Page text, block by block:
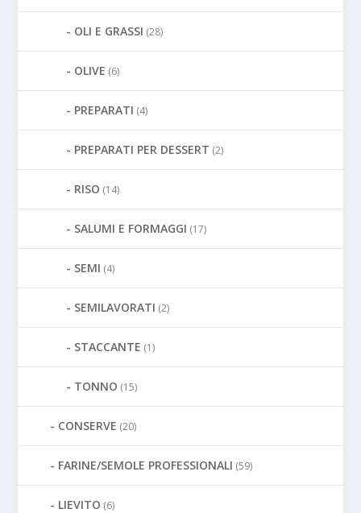
OLI E GRASSI (28)
OLIVE (6)
PREPARATI (4)
PREPARATI PER DESSERT (2)
RISO (14)
SALUMI E FORMAGGI (17)
SEMI (4)
SEMILAVORATI (2)
STACCANTE (1)
TONNO (15)
CONSERVE (20)
FARINE/SEMOLE PROFESSIONALI (59)
LIEVITO (6)